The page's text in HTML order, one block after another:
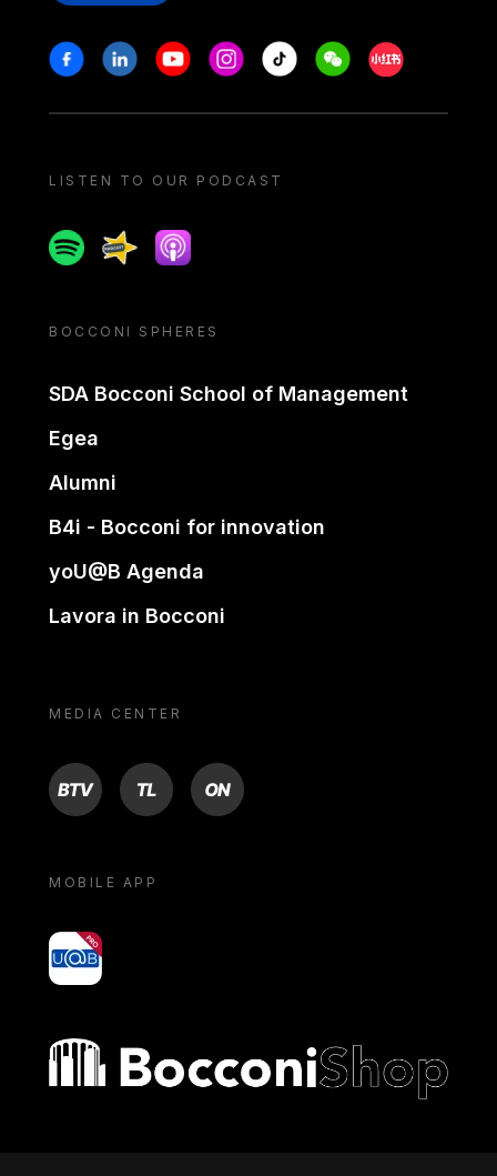
Stay in touch
FacebookLinkedinYoutubeInstagram
Tiktok WeechatXiaohongshu/
LISTEN TO OUR PODCAST
SpotifySpreakerApple podcast
BOCCONI SPHERES
SDA Bocconi School of Management
Egea
Alumni
B4i - Bocconi for innovation
yoU@B Agenda
Lavora in Bocconi
MEDIA CENTER
BTV TL ON
MOBILE APP
yoU@B
Bocconi shop